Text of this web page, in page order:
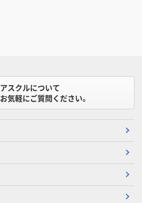
アスクルについて
お気軽にご質問ください。